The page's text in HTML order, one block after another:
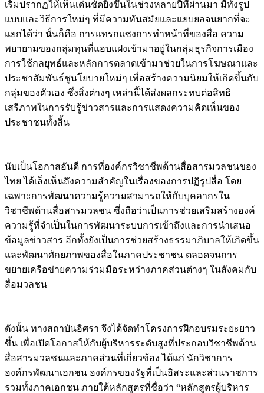
เริ่มปรากฏให้เห็นเด่นชัดยิ่งขึ้นในช่วงหลายปีที่ผ่านมา มีทั้งรูป
แบบและวิธีการใหม่ๆ ที่มีความทันสมัยและแยบยลจนยากที่จะ
แยกได้ว่า นั่นก็คือ การแทรกแซงการทำหน้าที่ของสื่อ ความ
พยายามของกลุ่มทุนที่แอบแฝงเข้ามาอยู่ในกลุ่มธุรกิจการเมือง
การใช้กลยุทธ์และหลักการตลาดเข้ามาช่วยในการโฆษณาและ
ประชาสัมพันธ์ชูนโยบายใหม่ๆ เพื่อสร้างความนิยมให้เกิดขึ้นกับ
กลุ่มของตัวเอง ซึ่งสิ่งต่างๆ เหล่านี้ได้ส่งผลกระทบต่อสิทธิ
เสรีภาพในการรับรู้ข่าวสารและการแสดงความคิดเห็นของ
ประชาชนทั้งสิ้น
นับเป็นโอกาสอันดี การที่องค์กรวิชาชีพด้านสื่อสารมวลชนของ
ไทย ได้เล็งเห็นถึงความสำคัญในเรื่องของการปฏิรูปสื่อ โดย
เฉพาะการพัฒนาความรู้ความสามารถให้กับบุคลากรใน
วิชาชีพด้านสื่อสารมวลชน ซึ่งถือว่าเป็นการช่วยเสริมสร้างองค์
ความรู้ที่จำเป็นในการพัฒนาระบบการเข้าถึงและการนำเสนอ
ข้อมูลข่าวสาร อีกทั้งยังเป็นการช่วยสร้างธรรมาภิบาลให้เกิดขึ้น
และพัฒนาศักยภาพของสื่อในภาคประชาชน ตลอดจนการ
ขยายเครือข่ายความร่วมมือระหว่างภาคส่วนต่างๆ ในสังคมกับ
สื่อมวลชน
ดังนั้น ทางสถาบันอิศรา จึงได้จัดทำโครงการฝึกอบรมระยะยาว
ขึ้น เพื่อเปิดโอกาสให้กับผู้บริหารระดับสูงที่ประกอบวิชาชีพด้าน
สื่อสารมวลชนและภาคส่วนที่เกี่ยวข้อง ได้แก่ นักวิชาการ
องค์กรพัฒนาเอกชน องค์กรของรัฐที่เป็นอิสระและส่วนราชการ
รวมทั้งภาคเอกชน ภายใต้หลักสูตรที่ชื่อว่า “หลักสูตรผู้บริหาร